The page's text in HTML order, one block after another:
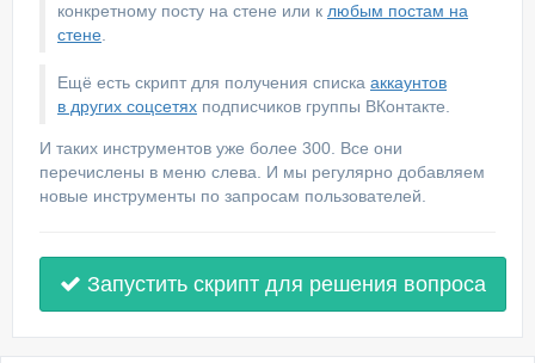
конкретному посту на стене или к любым постам на
стене
Ещё есть скрипт для получения списка аккаунтов
в других соцсетях подписчиков группы ВКонтакте.
И таких инструментов уже более 300. Все они
перечислены в меню слева. И мы регулярно добавляем
новые инструменты по запросам пользователей.
Запустить скрипт для решения вопроса